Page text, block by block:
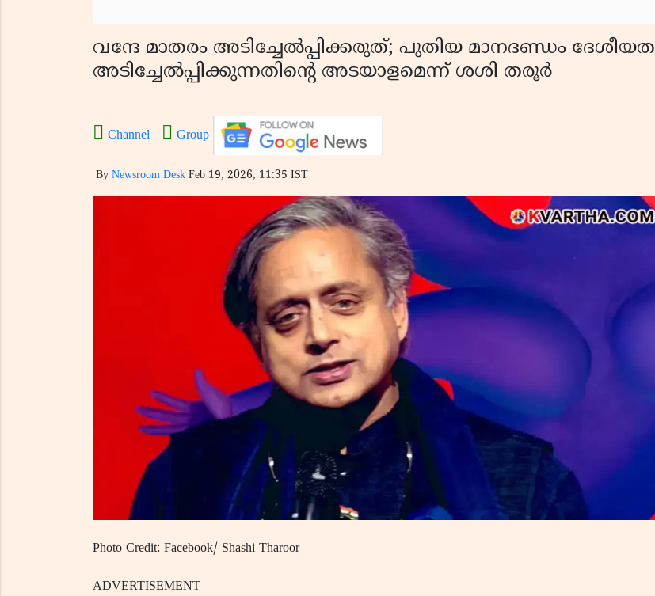
വന്ദേ മാതരം അടിച്ചേൽപ്പിക്കരുത്; പുതിയ മാനദണ്ഡം ദേശീയത
അടിച്ചേൽപ്പിക്കുന്നതിൻ്റെ അടയാളമെന്ന് ശശി തരൂർ
Channel Group
By Newsroom Desk Feb 19, 2026, 11:35 IST
Photo Credit: Facebook/ Shashi Tharoor
ADVERTISEMENT